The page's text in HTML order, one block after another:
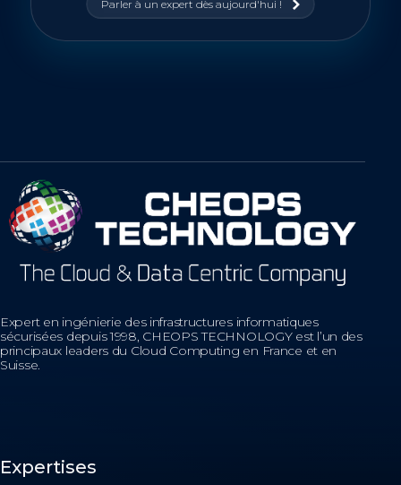
Parler à un expert dès aujourd'hui !
Expert en ingénierie des infrastructures informatiques
sécurisées depuis 1998, CHEOPS TECHNOLOGY est l’un des
principaux leaders du Cloud Computing en France et en
Suisse.
Expertises